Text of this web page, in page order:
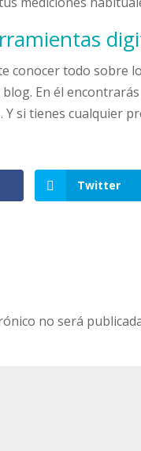
conocer todo sobre
En él
Y si tienes cualquier
Twitter
no será